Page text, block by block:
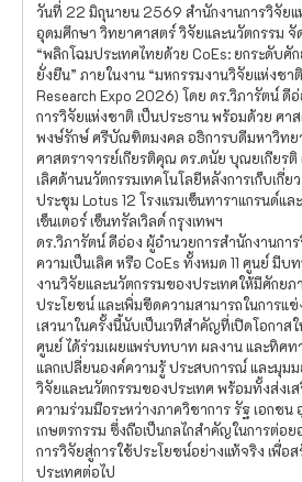
วันที่ 22 มิถุนายน 2569 สำนักงานการวิจัยแ
อุดมศึกษา วิทยาศาสตร์ วิจัยและนวัตกรรม จั
“พลิกโฉมประเทศไทยด้วย CoEs: ยกระดับ
ยั่งยืน” ภายในงาน “มหกรรมงานวิจัยแห่งช
Research Expo 2026) โดย ดร.วิภารัตน์ ดี
การวิจัยแห่งชาติ เป็นประธาน พร้อมด้วย ศา
พงษ์รักษ์ ศรีบัณฑิตมงคล อธิการบดีมหาวิทย
ศาสตราจารย์เกียรติคุณ ดร.ดนัย บุณยเกียรติ
เลิศด้านนวัตกรรมเทคโนโลยีหลังการเก็บเกี่
ประชุม Lotus 12 โรงแรมเซ็นทาราแกรนด์แ
เซ็นเตอร์ เซ็นทรัลเวิลด์ กรุงเทพฯ
ดร.วิภารัตน์ ดีอ่อง ผู้อำนวยการสำนักงานกา
ความเป็นเลิศ หรือ CoEs ทั้งหมด 11 ศูนย์ มี
งานวิจัยและนวัตกรรมของประเทศให้มีศักย
ประโยชน์ และเพิ่มขีดความสามารถในการแ
เสวนาในครั้งนี้นับเป็นเวทีสำคัญที่เปิดโอกาสใ
ศูนย์ ได้ร่วมเผยแพร่บทบาท ผลงาน และทิศท
แลกเปลี่ยนองค์ความรู้ ประสบการณ์ และมุม
วิจัยและนวัตกรรมของประเทศ พร้อมทั้งส่งเ
ความร่วมมือระหว่างภาควิชาการ รัฐ เอกชน
เกษตรกรรม ซึ่งถือเป็นกลไกสำคัญในการต่อ
การวิจัยสู่การใช้ประโยชน์อย่างแท้จริง เพื่อส
ประเทศต่อไป